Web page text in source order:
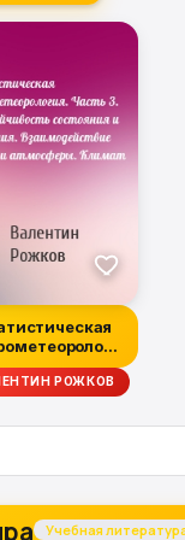
я. Часть 3.
Неустой...РОЖКОВ
Учебная